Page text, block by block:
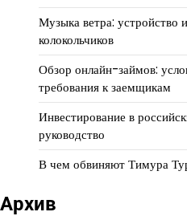
Музыка ветра: устройство
колокольчиков
Обзор онлайн-займов:
требования к заемщикам
Инвестирование в
руководство
В чем обвиняют Тимура
Архив